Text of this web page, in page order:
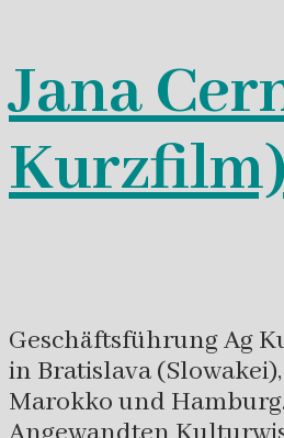
Jana
Geschäftsführung Ag
in Bratislava
Marokko und